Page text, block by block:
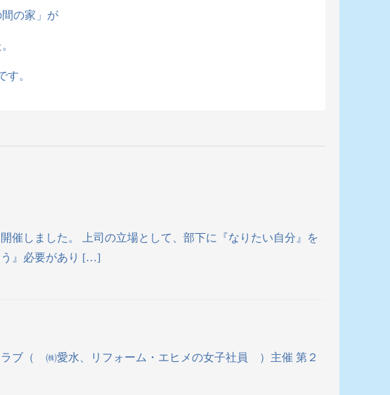
の家」が
。
催しました。 上司の立場として、部下に『なりたい自分』を
う』必要があり […]
ラブ（ ㈱愛水、リフォーム・エヒメの女子社員 ）主催 第２